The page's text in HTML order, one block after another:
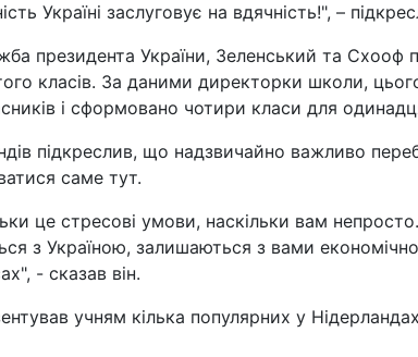
Україні заслуговує на вдячність!", –
президента України, Зеленський та Схооф
класів. За даними директорки школи,
і сформовано чотири класи для
підкреслив, що надзвичайно важливо
саме тут.
це стресові умови, наскільки вам
з Україною, залишаються з вами
- сказав він.
учням кілька популярних у